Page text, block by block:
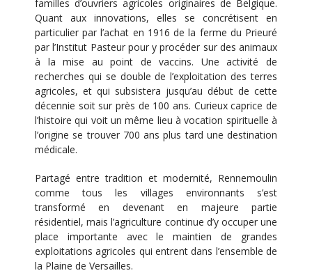
familles d’ouvriers agricoles originaires de Belgique.
Quant aux innovations, elles se concrétisent en
particulier par l’achat en 1916 de la ferme du Prieuré
par l’Institut Pasteur pour y procéder sur des animaux
à la mise au point de vaccins. Une activité de
recherches qui se double de l’exploitation des terres
agricoles, et qui subsistera jusqu’au début de cette
décennie soit sur près de 100 ans. Curieux caprice de
l’histoire qui voit un même lieu à vocation spirituelle à
l’origine se trouver 700 ans plus tard une destination
médicale.
Partagé entre tradition et modernité, Rennemoulin
comme tous les villages environnants s’est
transformé en devenant en majeure partie
résidentiel, mais l’agriculture continue d’y occuper une
place importante avec le maintien de grandes
exploitations agricoles qui entrent dans l’ensemble de
la Plaine de Versailles.